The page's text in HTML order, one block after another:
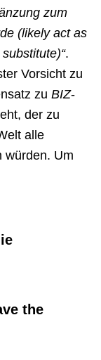
zum
(likely act as
.
Vorsicht zu
zu BIZ-
der zu
alle
würden. Um
the